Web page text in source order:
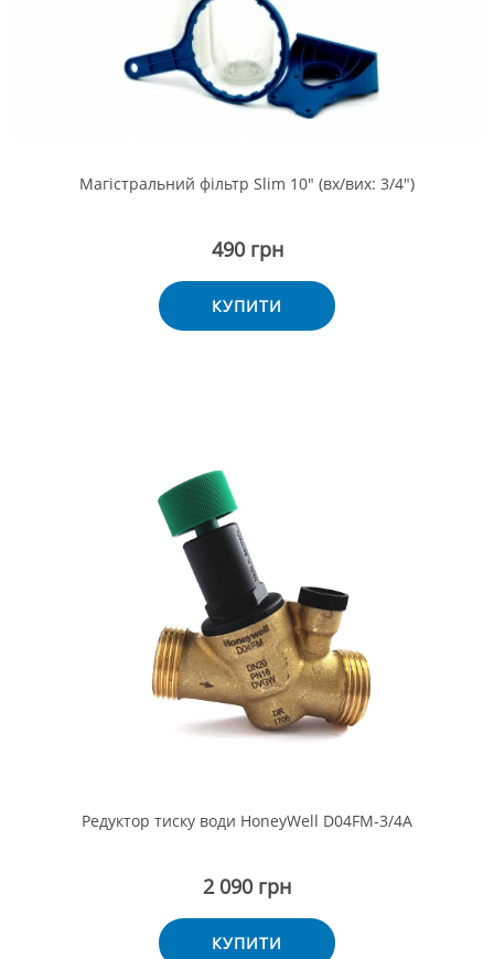
Магістральний фільтр Slim 10" (вх/вих: 3/4")
490 грн
КУПИТИ
Редуктор тиску води HoneyWell D04FM-3/4A
2 090 грн
КУПИТИ